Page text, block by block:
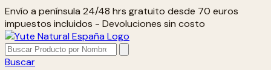
Envío a península 24/48 hrs gratuito desde 70 euros
impuestos incluidos - Devoluciones sin costo
Buscar